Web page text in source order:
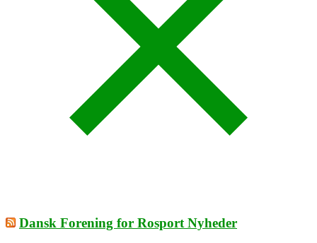
Dansk Forening for Rosport Nyheder